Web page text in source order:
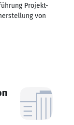
Projekt-
von